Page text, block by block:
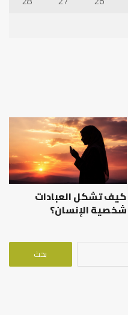
كيف تشكل العبادات
شخصية الإنسان؟
البحث